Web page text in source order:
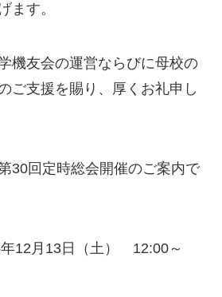
ます。
機友会の運営ならびに母校の
ご支援を賜り、厚くお礼申し
30回定時総会開催のご案内で
12月13日（土） 12:00～